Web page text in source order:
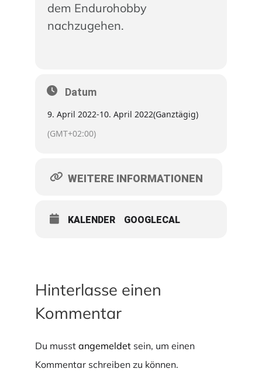
dem Endurohobby
nachzugehen.
Datum
9. April 2022-10. April 2022(Ganztägig)
(GMT+02:00)
WEITERE INFORMATIONEN
KALENDER GOOGLECAL
Hinterlasse einen
Kommentar
Du musst angemeldet sein, um einen
Kommentar schreiben zu können.